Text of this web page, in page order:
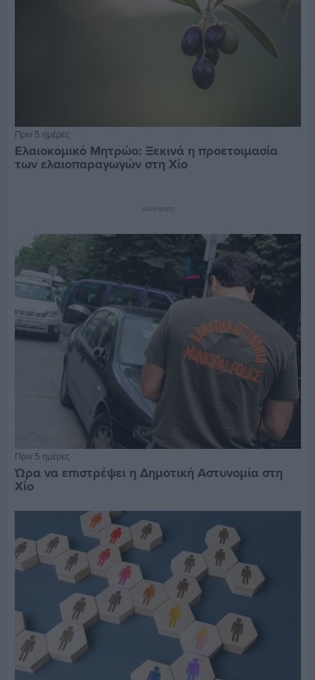
Πριν 5 ημέρες
Ελαιοκομικό Μητρώο: Ξεκινά η προετοιμασία
των ελαιοπαραγωγών στη Χίο
Διαφήμιση
Πριν 5 ημέρες
Ώρα να επιστρέψει η Δημοτική Αστυνομία στη
Χίο